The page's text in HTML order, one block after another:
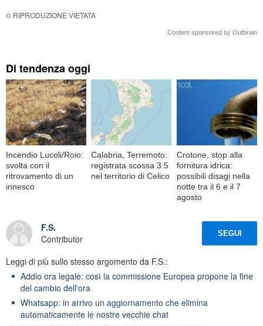
© RIPRODUZIONE VIETATA
Content sponsored by Outbrain
Di tendenza oggi
Incendio Lucoli/Roio:
svolta con il
ritrovamento di un
innesco
Calabria, Terremoto:
registrata scossa 3.5
nel territorio di Celico
Crotone, stop alla
fornitura idrica:
possibili disagi nella
notte tra il 6 e il 7
agosto
F.S.
Contributor
SEGUI
Leggi di più sullo stesso argomento da F.S.:
Addio ora legale: così la commissione Europea propone la fine
del cambio dell'ora
Whatsapp: in arrivo un aggiornamento che elimina
automaticamente le nostre vecchie chat